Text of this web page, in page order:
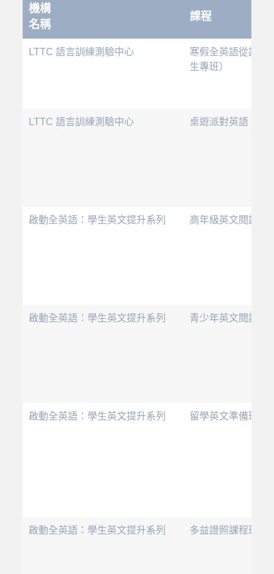
機構
名稱
課程
LTTC 語言訓練測驗中心
寒假全英語從說到
生專班）
LTTC 語言訓練測驗中心 桌遊派對英語：用
啟動全英語：學生英文提升系列 高年級英文閱讀寫
啟動全英語：學生英文提升系列 青少年英文閱讀寫
啟動全英語：學生英文提升系列 留學英文準備班
啟動全英語：學生英文提升系列 多益證照課程班